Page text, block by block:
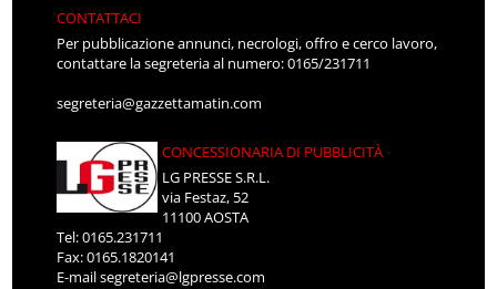
CONTATTACI
Per pubblicazione annunci, necrologi, offro e cerco lavoro,
contattare la segreteria al numero: 0165/231711
segreteria@gazzettamatin.com
CONCESSIONARIA DI PUBBLICITÀ
LG PRESSE S.R.L.
via Festaz, 52
11100 AOSTA
Tel: 0165.231711
Fax: 0165.1820141
E-mailsegreteria@lgpresse.com